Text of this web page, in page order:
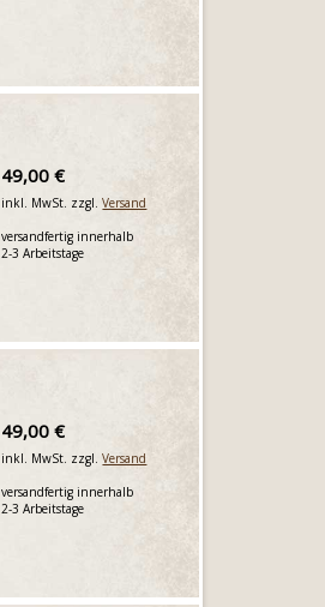
49,00 €
inkl. MwSt. zzgl.Versand
versandfertig innerhalb
2-3 Arbeitstage
49,00 €
inkl. MwSt. zzgl.Versand
versandfertig innerhalb
2-3 Arbeitstage